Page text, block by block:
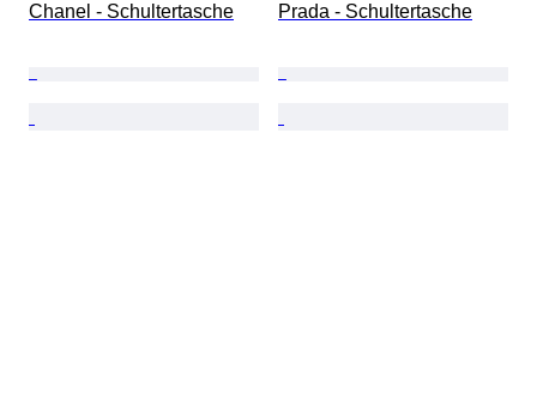
Chanel - Schultertasche Prada - Schultertasche